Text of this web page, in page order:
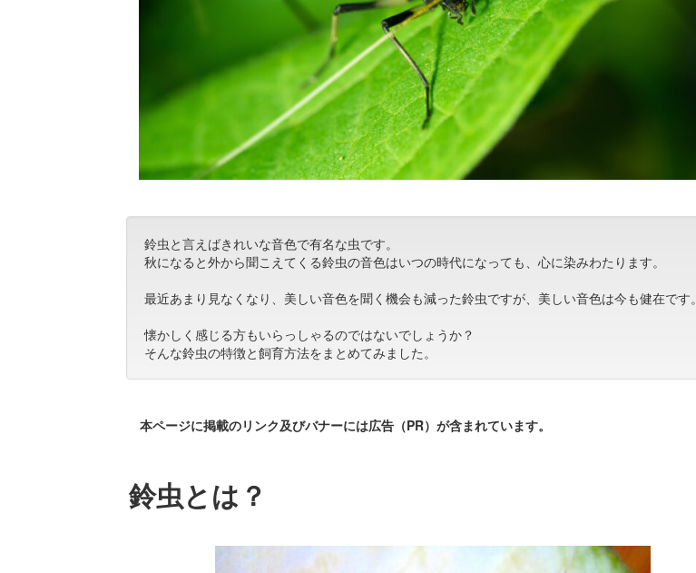
鈴虫と言えばきれいな音色で有名な虫です。
秋になると外から聞こえてくる鈴虫の音色はいつの時代になっても、心に染みわたります。
最近あまり見なくなり、美しい音色を聞く機会も減った鈴虫ですが、美しい音色は今も健在です。
懐かしく感じる方もいらっしゃるのではないでしょうか？
そんな鈴虫の特徴と飼育方法をまとめてみました。
本ページに掲載のリンク及びバナーには広告（PR）が含まれています。
鈴虫とは？